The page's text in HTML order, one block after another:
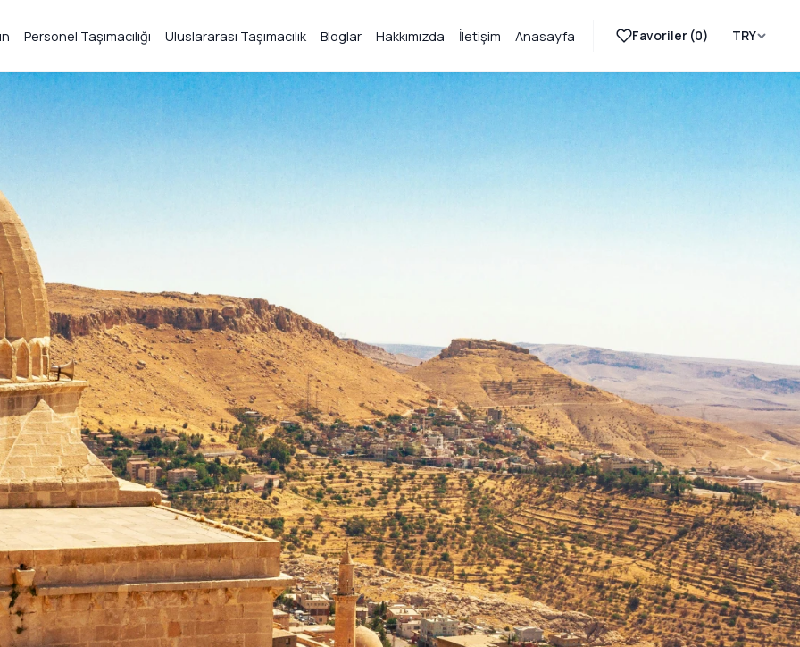
Personel Taşımacılığı Uluslararası Taşımacılık Bloglar Hakkımızda İletişim Anasayfa Favoriler (0) TRY